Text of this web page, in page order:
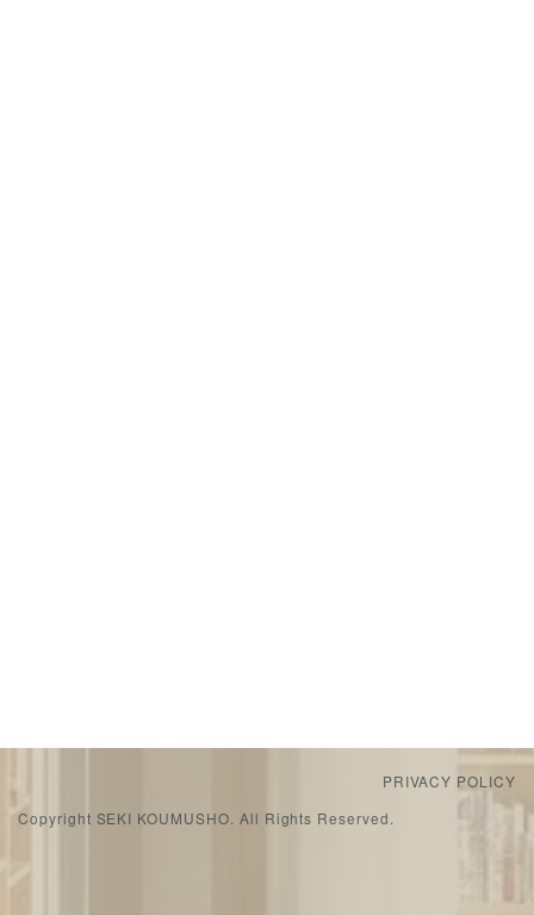
Copyright SEKI KOUMUSHO. All Rights Reserved.
PRIVACY POLICY